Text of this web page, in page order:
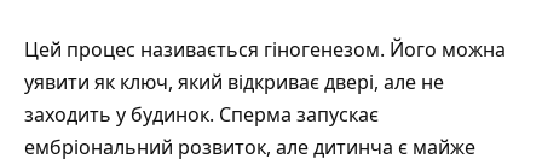
Цей процес називається гіногенезом. Його можна
уявити як ключ, який відкриває двері, але не
заходить у будинок. Сперма запускає
ембріональний розвиток, але дитинча є майже